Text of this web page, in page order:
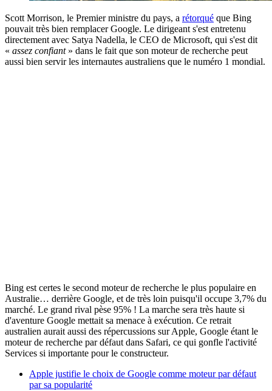
Scott Morrison, le Premier ministre du pays, a rétorqué que Bing
pouvait très bien remplacer Google. Le dirigeant s'est entretenu
directement avec Satya Nadella, le CEO de Microsoft, qui s'est dit
« assez confiant» dans le fait que son moteur de recherche peut
aussi bien servir les internautes australiens que le numéro 1 mondial.
Bing est certes le second moteur de recherche le plus populaire en
Australie… derrière Google, et de très loin puisqu'il occupe 3,7% du
marché. Le grand rival pèse 95% ! La marche sera très haute si
d'aventure Google mettait sa menace à exécution. Ce retrait
australien aurait aussi des répercussions sur Apple, Google étant le
moteur de recherche par défaut dans Safari, ce qui gonfle l'activité
Services si importante pour le constructeur.
Apple justifie le choix de Google comme moteur par défaut
par sa popularité